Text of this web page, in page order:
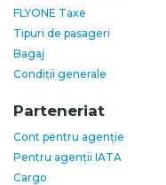
FLYONE Taxe
Tipuri de pasageri
Bagaj
Condiții generale
Parteneriat
Cont pentru agenție
Pentru agenții IATA
Cargo